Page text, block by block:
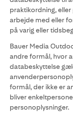
praktikordning,
arbejde med eller
på varig eller
Bauer Media
andre formål, hvor
databeskyttelse
formål, der ikke er
bliver
personoplysninger.